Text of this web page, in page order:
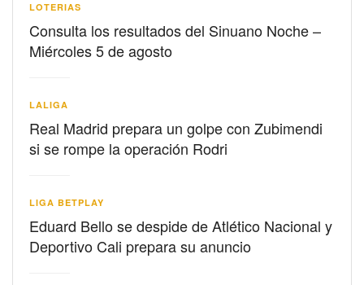
LOTERIAS
Consulta los resultados del Sinuano Noche –
Miércoles 5 de agosto
LALIGA
Real Madrid prepara un golpe con Zubimendi
si se rompe la operación Rodri
LIGA BETPLAY
Eduard Bello se despide de Atlético Nacional y
Deportivo Cali prepara su anuncio